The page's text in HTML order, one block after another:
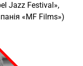
Jazz Festival»,
«MF Films»)